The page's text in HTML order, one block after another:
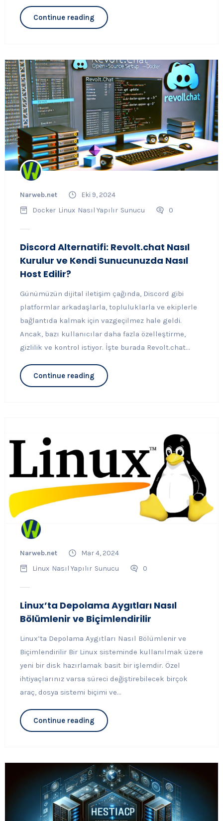
Continue reading
Narweb.net
Eki 9, 2024
Docker Linux Nasıl Yapılır Sunucu 0
Discord Alternatifi: Revolt.chat Nasıl
Kurulur ve Kendi Sunucunuzda Nasıl
Host Edilir?
Günümüzün dijital iletişim çağında, Discord gibi
platformlar arkadaşlarla, topluluklarla ve ekiplerle
bağlantıda kalmak için vazgeçilmez hale geldi.
Ancak, bazı kullanıcılar daha fazla özelleştirme,
gizlilik ve kontrol istiyor. İşte burada Revolt.chat...
Continue reading
Narweb.net
Mar 4, 2024
Linux Nasıl Yapılır Sunucu 0
Linux’ta Depolama Aygıtları Nasıl
Bölümlenir ve Biçimlendirilir
Linux’ta Depolama Aygıtları Nasıl Bölümlenir ve
Biçimlendirilir Bir Linux sisteminde kullanılmak üzere
yeni bir disk hazırlamak basit bir işlemdir. Özel
ihtiyaçlarınız varsa süreci değiştirebilecek birçok
araç, dosya sistemi biçimi ve...
Continue reading